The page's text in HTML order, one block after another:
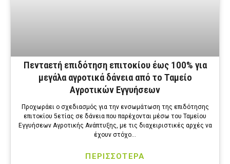
Πενταετή επιδότηση επιτοκίου έως 100% για
μεγάλα αγροτικά δάνεια από το Ταμείο
Αγροτικών Εγγυήσεων
Προχωράει ο σχεδιασµός για την ενσωµάτωση της επιδότησης
επιτοκίου 5ετίας σε δάνεια που παρέχονται µέσω του Ταµείου
Εγγυήσεων Αγροτικής Ανάπτυξης, µε τις διαχειριστικές αρχές να
έχουν στόχο…
ΠΕΡΙΣΣΟΤΕΡΑ